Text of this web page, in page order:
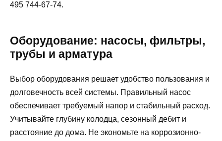
495 744-67-74.
Оборудование: насосы, фильтры,
трубы и арматура
Выбор оборудования решает удобство пользования и
долговечность всей системы. Правильный насос
обеспечивает требуемый напор и стабильный расход.
Учитывайте глубину колодца, сезонный дебит и
расстояние до дома. Не экономьте на коррозионно-